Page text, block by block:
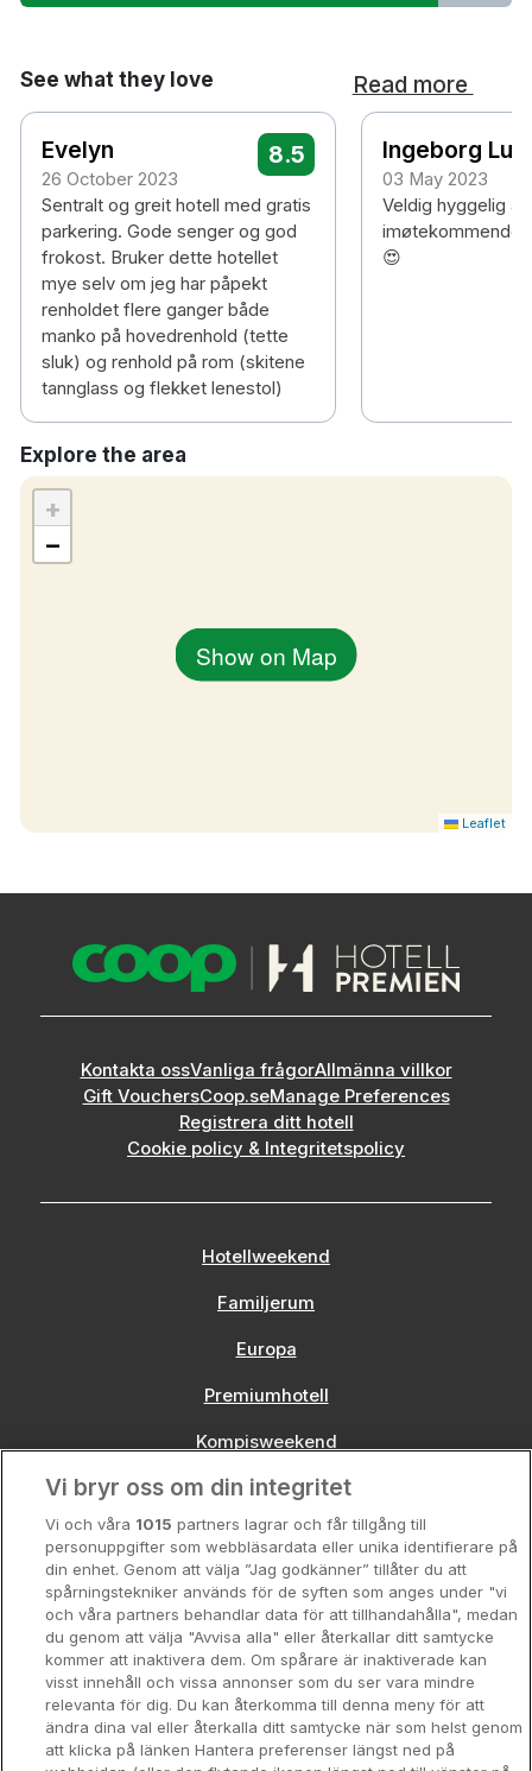
See what they love Read more
Evelyn
26 October 2023
8.5
Sentralt og greit hotell med gratis
parkering. Gode senger og god
frokost. Bruker dette hotellet
mye selv om jeg har påpekt
renholdet flere ganger både
manko på hovedrenhold (tette
sluk) og renhold på rom (skitene
tannglass og flekket lenestol)
Ingeborg
03 May 2023
Veldig hyggelig
imøtekommende
😍
Explore the area
Show on Map
+
−
Leaflet
Kontakta ossVanliga frågorAllmänna villkor
Gift VouchersCoop.seManage Preferences
Registrera ditt hotell
Cookie policy & Integritetspolicy
Hotellweekend
Familjerum
Europa
Premiumhotell
Kompisweekend
Storstadsweekend
Hotellrum under 995 kr
Spahotell
Sydsverige
Om Hotellpremien
Nya hotell
Stadsweekend
Vi bryr oss om din integritet
Vi och våra 1015 partners lagrar och får tillgång till
personuppgifter som webbläsardata eller unika identifierare på
din enhet. Genom att välja ”Jag godkänner” tillåter du att
spårningstekniker används för de syften som anges under "vi
och våra partners behandlar data för att tillhandahålla", medan
du genom att välja "Avvisa alla" eller återkallar ditt samtycke
kommer att inaktivera dem. Om spårare är inaktiverade kan
visst innehåll och vissa annonser som du ser vara mindre
relevanta för dig. Du kan återkomma till denna meny för att
ändra dina val eller återkalla ditt samtycke när som helst genom
att klicka på länken Hantera preferenser längst ned på